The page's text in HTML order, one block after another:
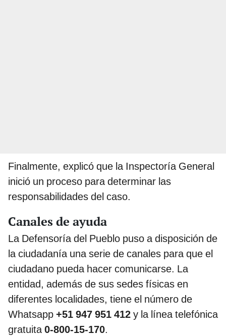
Finalmente, explicó que la Inspectoría General
inició un proceso para determinar las
responsabilidades del caso.
Canales de ayuda
La Defensoría del Pueblo puso a disposición de
la ciudadanía una serie de canales para que el
ciudadano pueda hacer comunicarse. La
entidad, además de sus sedes físicas en
diferentes localidades, tiene el número de
Whatsapp +51 947 951 412 y la línea telefónica
gratuita0-800-15-170.